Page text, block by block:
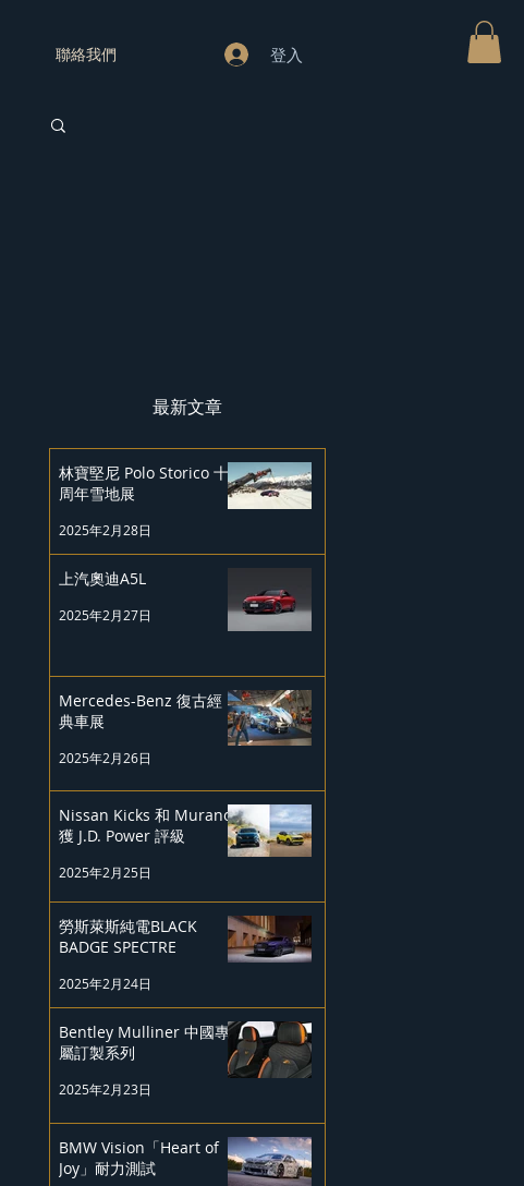
聯絡我們 登入
最新文章
林寶堅尼 Polo Storico 十
周年雪地展
2025年2月28日
上汽奧迪A5L
2025年2月27日
Mercedes-Benz 復古經
典車展
2025年2月26日
Nissan Kicks 和 Murano
獲 J.D. Power 評級
2025年2月25日
勞斯萊斯純電BLACK
BADGE SPECTRE
2025年2月24日
Bentley Mulliner 中國專
屬訂製系列
2025年2月23日
BMW Vision「Heart of
Joy」耐力測試